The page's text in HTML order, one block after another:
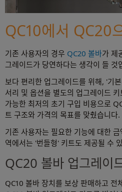
QC10에서 QC20
기존 사용자의 경우 QC20 볼바가 제
그레이드가 당연하다는 생각이 들 것
보다 편리한 업그레이드를 위해, '기
서리 및 옵션을 별도의 업그레이드
가능한 최저의 초기 구입 비용으로
트 구조와 가격의 목표를 맞췄습니다.
기존 사용자는 필요한 기능에 대한
역에서는 '번들형' 키트도 제공될 수
QC20 볼바 업그레이
QC10 볼바 장치를 보상 판매하고 전